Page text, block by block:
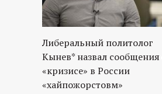
л
Либеральный политолог
Кынев* назвал сообщения
«кризисе» в России
«хайпожорстовм»